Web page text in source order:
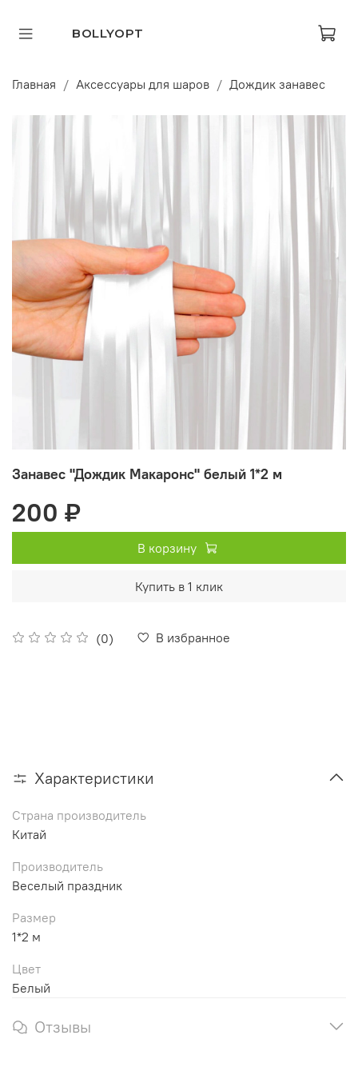
BOLLYOPT
Главная Аксессуары для шаров Дождик занавес
Занавес "Дождик Макаронс" белый 1*2 м
(0) В избранное
200 ₽
В корзину
Купить в 1 клик
Характеристики
Страна производитель
Китай
Производитель
Веселый праздник
Размер
1*2 м
Цвет
Белый
Отзывы